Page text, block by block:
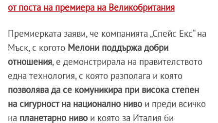
от поста на премиера на Великобритания
Премиерката заяви, че компанията „Спейс Екс“ на
Мъск, с когото Мелони поддържа добри
отношения, е демонстрирала на правителството
една технология, с която разполага и която
позволява да се комуникира при висока степен
на сигурност на национално ниво и преди всичко
на планетарно ниво и която за Италия би